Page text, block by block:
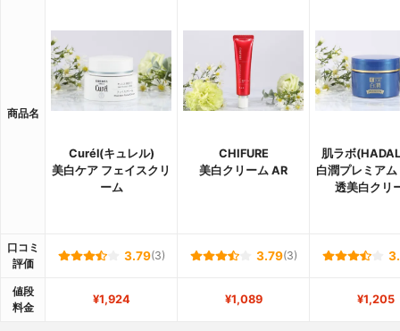
商品名
Curél(キュレル)
美白ケア フェイスクリ
ーム
CHIFURE
美白クリーム AR
肌ラボ
白潤プレミアム
透美白クリ
口コミ
評価
3.79(3) 3.79(3)
値段
料金
¥1,924 ¥1,089 ¥1,205